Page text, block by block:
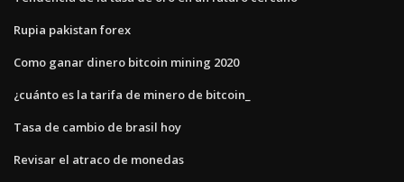
Rupia pakistan forex
Como ganar dinero bitcoin mining 2020
¿cuánto es la tarifa de minero de bitcoin_
Tasa de cambio de brasil hoy
Revisar el atraco de monedas